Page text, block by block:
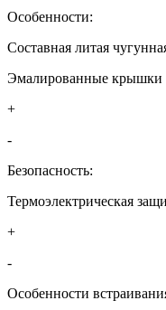
Особенности:
Составная литая
Эмалированные крышки
+
-
Безопасность:
Термоэлектрическая
+
-
Особенности